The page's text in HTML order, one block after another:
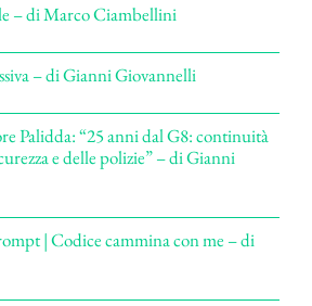
– di Marco Ciambellini
– di Gianni Giovannelli
Palidda: “25 anni dal G8: continuità
e delle polizie” – di Gianni
| Codice cammina con me – di